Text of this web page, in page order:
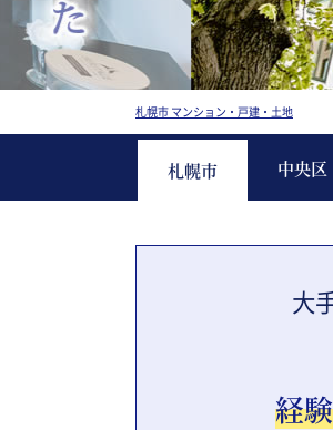
札幌市 マンション・戸建・土地
札幌市 中央区
大
経